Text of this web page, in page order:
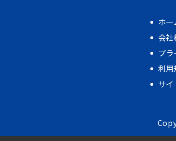
ホー
会
プ
利用
サ